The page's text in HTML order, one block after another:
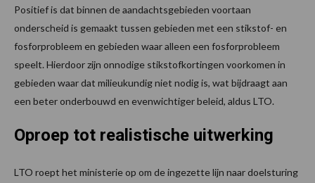
Positief is dat binnen de aandachtsgebieden voortaan
onderscheid is gemaakt tussen gebieden met een stikstof- en
fosforprobleem en gebieden waar alleen een fosforprobleem
speelt. Hierdoor zijn onnodige stikstofkortingen voorkomen in
gebieden waar dat milieukundig niet nodig is, wat bijdraagt aan
een beter onderbouwd en evenwichtiger beleid, aldus LTO.
Oproep tot realistische uitwerking
LTO roept het ministerie op om de ingezette lijn naar doelsturing